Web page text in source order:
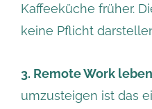
Kaffeeküche früher.
keine Pflicht
3. Remote Work
umzusteigen ist das